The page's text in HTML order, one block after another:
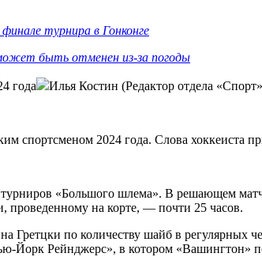
турнира в Гонконге
быть отменен из-за погоды
года
Илья Костин (Редактор отдела
спортсменом 2024 года. Слова хоккеиста
«Большого шлема». В решающем
проведенному на корте, — почти 25 часов.
Гретцки по количеству шайб в
Йорк Рейнджерс», в котором «Вашингтон»